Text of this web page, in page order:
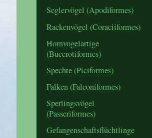
Seglervögel (Apodiformes)
Rackenvögel (Coraciiformes)
Hornvogelartige
(Bucerotiformes)
Spechte (Piciformes)
Falken (Falconiformes)
Sperlingsvögel
(Passeriformes)
Gefangenschaftsflüchtlinge